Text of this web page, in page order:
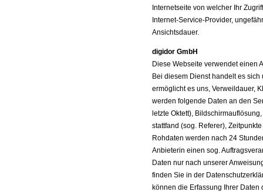
Internetseite von welcher Ihr
Internet-Service-Provider,
Ansichtsdauer.
digidor GmbH
Diese Webseite verwendet einen
Bei diesem Dienst handelt es
ermöglicht es uns, Verweildauer,
werden folgende Daten an den
letzte Oktett),
stattfand (sog. Referer),
Rohdaten werden nach 24
Anbieterin einen sog.
Daten nur nach unserer
finden Sie in der
können die Erfassung Ihrer